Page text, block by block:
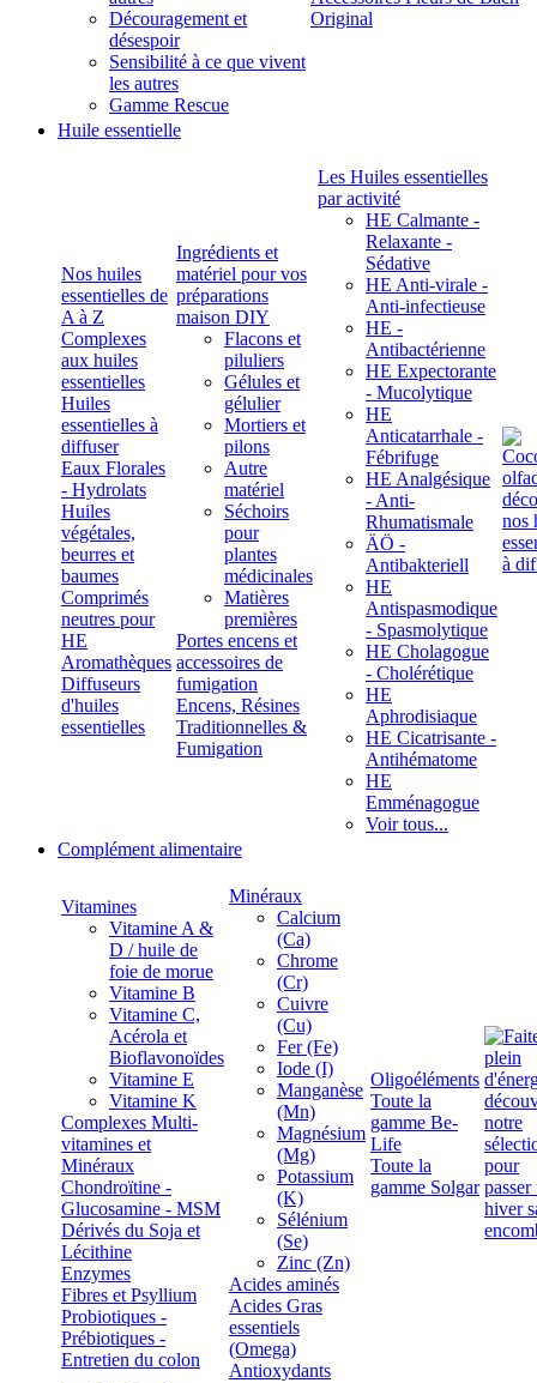
Découragement et
désespoir
Sensibilité à ce que vivent
les autres
Gamme Rescue
Original
Huile essentielle
Nos huiles
essentielles de
A à Z
Complexes
aux huiles
essentielles
Huiles
essentielles à
diffuser
Eaux Florales
- Hydrolats
Huiles
végétales,
beurres et
baumes
Comprimés
neutres pour
HE
Aromathèques
Diffuseurs
d'huiles
essentielles
Ingrédients et
matériel pour vos
préparations
maison DIY
Flacons et
piluliers
Gélules et
gélulier
Mortiers et
pilons
Autre
matériel
Séchoirs
pour
plantes
médicinales
Matières
premières
Portes encens et
accessoires de
fumigation
Encens, Résines
Traditionnelles &
Fumigation
Les Huiles essentielles
par activité
HE Calmante -
Relaxante -
Sédative
HE Anti-virale -
Anti-infectieuse
HE -
Antibactérienne
HE Expectorante
- Mucolytique
HE
Anticatarrhale -
Fébrifuge
HE Analgésique
- Anti-
Rhumatismale
ÄÖ -
Antibakteriell
HE
Antispasmodique
- Spasmolytique
HE Cholagogue
- Cholérétique
HE
Aphrodisiaque
HE Cicatrisante -
Antihématome
HE
Emménagogue
Voir tous...
Complément alimentaire
Vitamines
Vitamine A &
D / huile de
foie de morue
Vitamine B
Vitamine C,
Acérola et
Bioflavonoïdes
Vitamine E
Vitamine K
Complexes Multi-
vitamines et
Minéraux
Chondroïtine -
Glucosamine - MSM
Dérivés du Soja et
Lécithine
Enzymes
Fibres et Psyllium
Probiotiques -
Prébiotiques -
Entretien du colon
Minéraux
Calcium
(Ca)
Chrome
(Cr)
Cuivre
(Cu)
Fer (Fe)
Iode (I)
Manganèse
(Mn)
Magnésium
(Mg)
Potassium
(K)
Sélénium
(Se)
Zinc (Zn)
Acides aminés
Acides Gras
essentiels
(Omega)
Antioxydants
Oligoéléments
Toute la
gamme Be-
Life
Toute la
gamme Solgar